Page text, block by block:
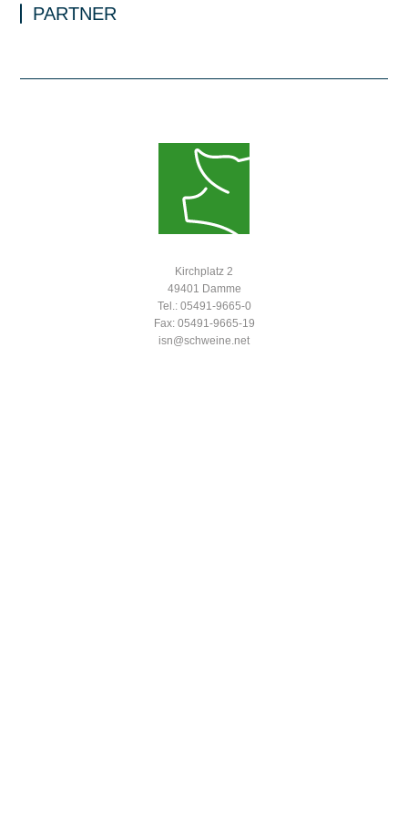
PARTNER
Kirchplatz 2
49401 Damme
Tel.: 05491-9665-0
Fax: 05491-9665-19
isn@schweine.net